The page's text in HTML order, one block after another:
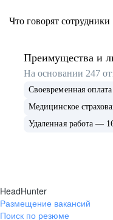
Что говорят сотрудники
Преимущества и
На основании 247
Своевременная
Медицинское
Удаленная работа —
HeadHunter
Размещение вакансий
Поиск по резюме